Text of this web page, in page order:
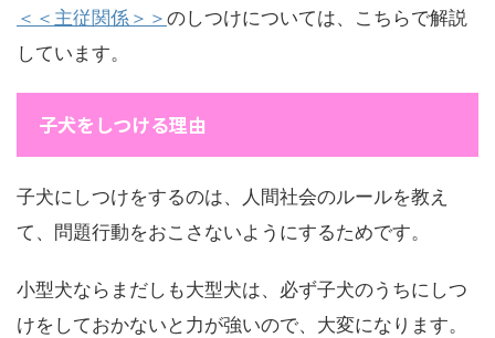
＜＜主従関係＞＞ のしつけについては、こちらで解説
しています。
子犬をしつける理由
子犬にしつけをするのは、人間社会のルールを教え
て、問題行動をおこさないようにするためです。
小型犬ならまだしも大型犬は、必ず子犬のうちにしつ
けをしておかないと力が強いので、大変になります。